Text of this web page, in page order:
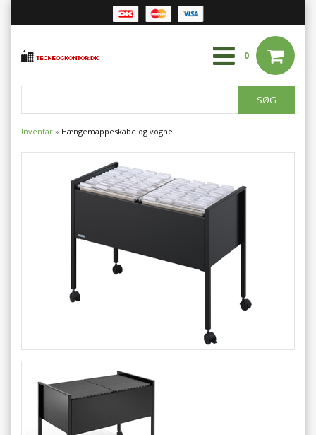
0
Inventar » Hængemappeskabe og vogne